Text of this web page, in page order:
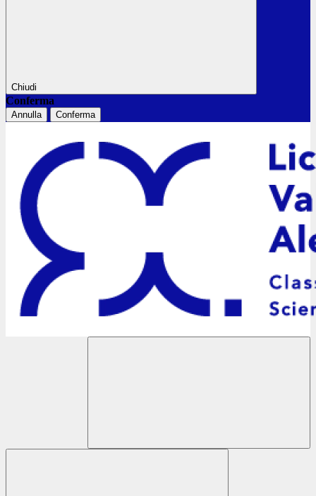
Chiudi
Conferma
Annulla Conferma